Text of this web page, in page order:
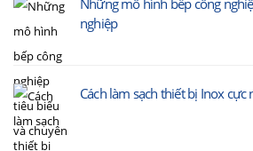
Những mô hình bếp công
nghiệp
Cách làm sạch thiết bị Inox